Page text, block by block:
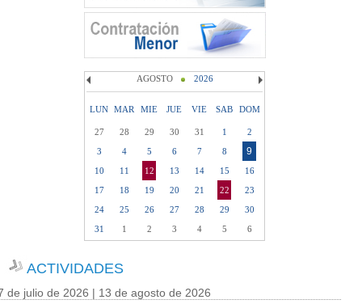
AGOSTO 2026
LUN MAR MIE JUE VIE SAB DOM
27 28 29 30 31 1
2
3
4 5 6 7 8 9
10 11 12 13 14 15
16
17
18 19 20 21 22
23
24
25 26 27 28 29
30
31
1 2 3 4 5 6
ACTIVIDADES
de julio de 2026 | 13 de agosto de 2026